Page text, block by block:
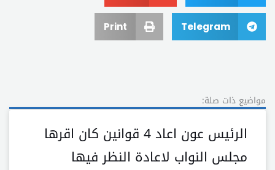
Telegram
Print
مواضيع ذات صلة:
الرئيس عون اعاد 4 قوانين كان اقرها
مجلس النواب لاعادة النظر فيها